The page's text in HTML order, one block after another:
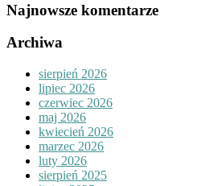
Najnowsze komentarze
Archiwa
sierpień 2026
lipiec 2026
czerwiec 2026
maj 2026
kwiecień 2026
marzec 2026
luty 2026
sierpień 2025